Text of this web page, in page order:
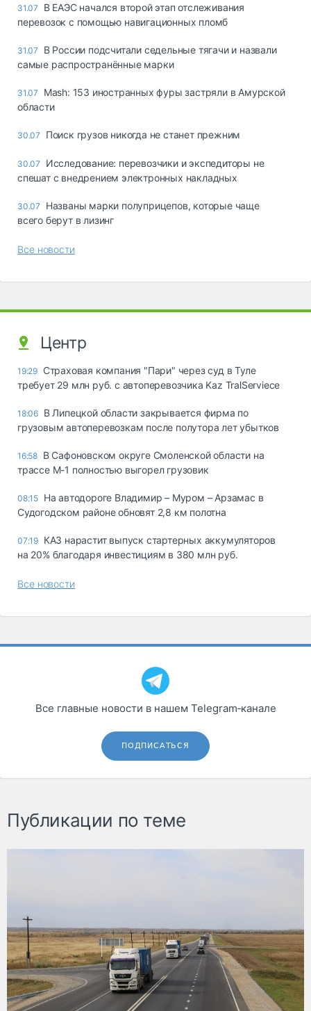
31.07
В ЕАЭС начался второй этап отслеживания
перевозок с помощью навигационных пломб
31.07
В России подсчитали седельные тягачи и назвали
самые распространённые марки
31.07
Mash: 153 иностранных фуры застряли в Амурской
области
30.07 Поиск грузов никогда не станет прежним
30.07
Исследование: перевозчики и экспедиторы не
спешат с внедрением электронных накладных
30.07
Названы марки полуприцепов, которые чаще
всего берут в лизинг
Все новости
Центр
19:29 Страховая компания "Пари" через суд в Туле
требует 29 млн руб. с автоперевозчика Kaz TralServiece
18:06 В Липецкой области закрывается фирма по
грузовым автоперевозкам после полутора лет убытков
16:58 В Сафоновском округе Смоленской области на
трассе М-1 полностью выгорел грузовик
08:15 На автодороге Владимир – Муром – Арзамас в
Судогодском районе обновят 2,8 км полотна
07:19 КАЗ нарастит выпуск стартерных аккумуляторов
на 20% благодаря инвестициям в 380 млн руб.
Все новости
Все главные новости в нашем Telegram‑канале
ПОДПИСАТЬСЯ
Публикации по теме